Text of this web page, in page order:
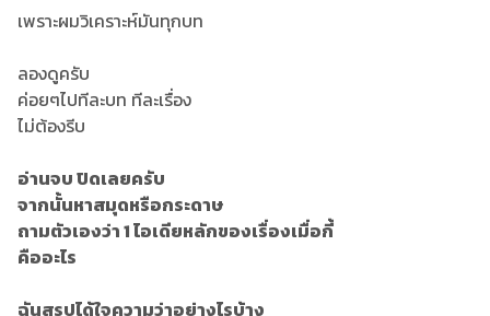
เพราะผมวิเคราะห์มันทุกบท
ลองดูครับ
ค่อยๆไปทีละบท ทีละเรื่อง
ไม่ต้องรีบ
อ่านจบ ปิดเลยครับ
จากนั้นหาสมุดหรือกระดาษ
ถามตัวเองว่า 1 ไอเดียหลักของเรื่องเมื่อกี้
คืออะไร
ฉันสรุปได้ใจความว่าอย่างไรบ้าง